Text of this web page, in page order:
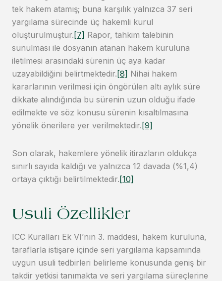
tek hakem atamış; buna karşılık yalnızca 37 seri
yargılama sürecinde üç hakemli kurul
oluşturulmuştur.[7] Rapor, tahkim talebinin
sunulması ile dosyanın atanan hakem kuruluna
iletilmesi arasındaki sürenin üç aya kadar
uzayabildiğini belirtmektedir.[8] Nihai hakem
kararlarının verilmesi için öngörülen altı aylık süre
dikkate alındığında bu sürenin uzun olduğu ifade
edilmekte ve söz konusu sürenin kısaltılmasına
yönelik önerilere yer verilmektedir.[9]
Son olarak, hakemlere yönelik itirazların oldukça
sınırlı sayıda kaldığı ve yalnızca 12 davada (%1,4)
ortaya çıktığı belirtilmektedir.[10]
Usuli Özellikler
ICC Kuralları Ek VI’nın 3. maddesi, hakem kuruluna,
taraflarla istişare içinde seri yargılama kapsamında
uygun usuli tedbirleri belirleme konusunda geniş bir
takdir yetkisi tanımakta ve seri yargılama süreçlerine